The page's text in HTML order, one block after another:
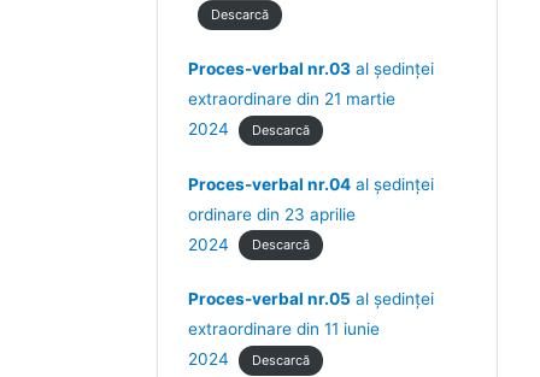
Descarcă
Proces-verbal nr.03al ședinței
extraordinare din 21 martie
2024
Descarcă
Proces-verbal nr.04al ședinței
ordinare din 23 aprilie
2024
Descarcă
Proces-verbal nr.05 al ședinței
extraordinare din 11 iunie
2024
Descarcă